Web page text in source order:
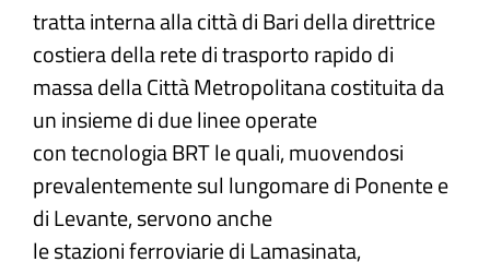
Progetti
tratta interna alla città di Bari della direttrice
costiera della rete di trasporto rapido di
massa della Città Metropolitana costituita da
un insieme di due linee operate
con tecnologia BRT le quali, muovendosi
prevalentemente sul lungomare di Ponente e
di Levante, servono anche
le stazioni ferroviarie di Lamasinata,